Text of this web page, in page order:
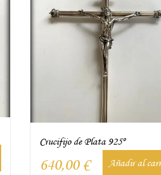
Crucifijo de Plata 925º
640,00 € Añadir al